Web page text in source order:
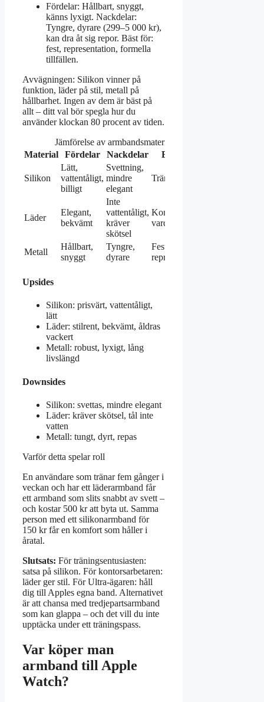
Fördelar: Hållbart, snyggt,
känns lyxigt. Nackdelar:
Tyngre, dyrare (299–5 000 kr),
kan dra åt sig repor. Bäst för:
fest, representation, formella
tillfällen.
Avvägningen: Silikon vinner på
funktion, läder på stil, metall på
hållbarhet. Ingen av dem är bäst på
allt – ditt val bör spegla hur du
använder klockan 80 procent av tiden.
Jämförelse av armbandsmaterial
Material
Fördelar Nackdelar Bäst för
Silikon
Lätt,
vattentåligt,
billigt
Svettning,
mindre
elegant
Träning, bad
Läder
Elegant,
bekvämt
Inte
vattentåligt,
kräver
skötsel
Kontor,
vardag
Metall
Hållbart,
snyggt
Tyngre,
dyrare
Fest,
representation
Upsides
Silikon: prisvärt, vattentåligt,
lätt
Läder: stilrent, bekvämt, åldras
vackert
Metall: robust, lyxigt, lång
livslängd
Downsides
Silikon: svettas, mindre elegant
Läder: kräver skötsel, tål inte
vatten
Metall: tungt, dyrt, repas
Varför detta spelar roll
En användare som tränar fem gånger i
veckan och har ett läderarmband får
ett armband som slits snabbt av svett –
och kostar 500 kr att byta ut. Samma
person med ett silikonarmband för
150 kr får en komfort som håller i
åratal.
Slutsats: För träningsentusiasten:
satsa på silikon. För kontorsarbetaren:
läder ger stil. För Ultra-ägaren: håll
dig till Apples egna band. Alternativet
är att chansa med tredjepartsarmband
som kan glappa – och det vill du inte
upptäcka under ett träningspass.
Var köper man
armband till Apple
Watch?